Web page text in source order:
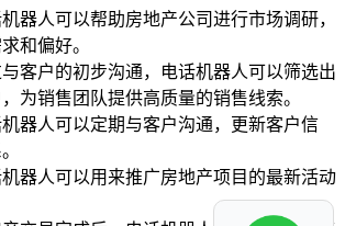
器人可以帮助房地产公司进行市场调研，
和偏好。
客户的初步沟通，电话机器人可以筛选出
为销售团队提供高质量的销售线索。
器人可以定期与客户沟通，更新客户信
器人可以用来推广房地产项目的最新活动